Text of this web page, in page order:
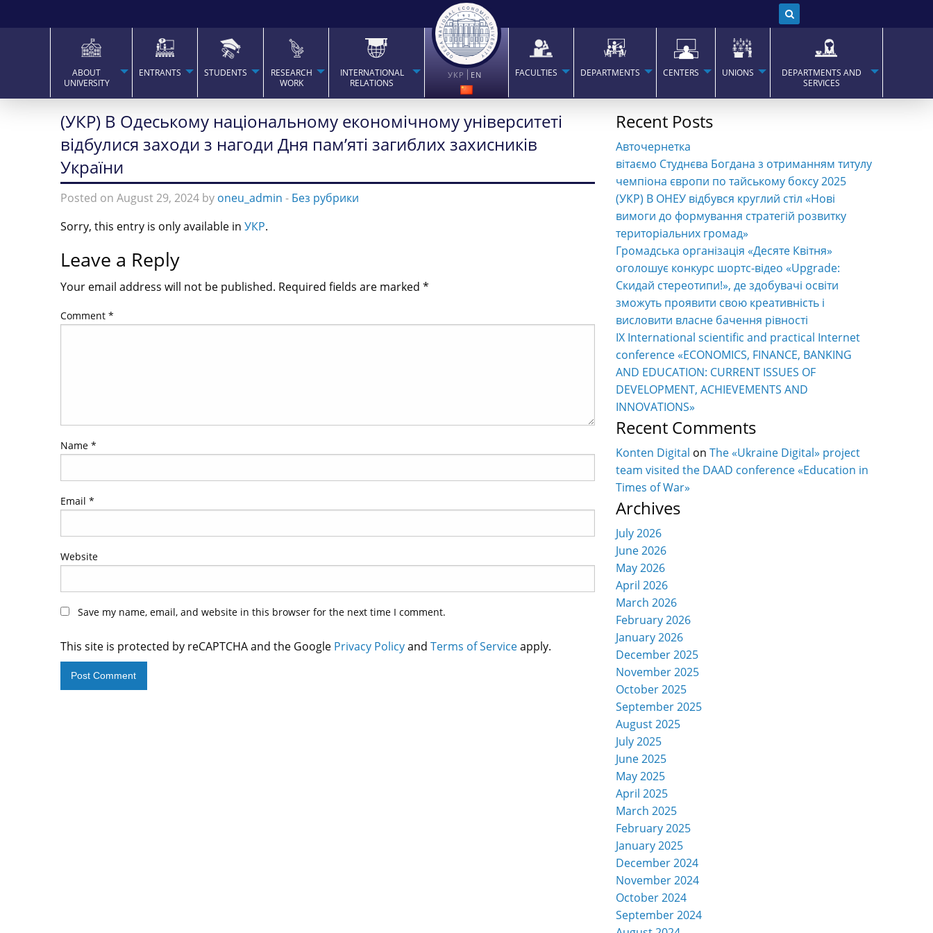
ABOUT
UNIVERSITY
ENTRANTS STUDENTS
RESEARCH
WORK
INTERNATIONAL
RELATIONS
УКР EN FACULTIES DEPARTMENTS CENTERS UNIONS
DEPARTMENTS AND
SERVICES
(УКР) В Одеському національному економічному університеті
відбулися заходи з нагоди Дня пам’яті загиблих захисників
України
Posted on August 29, 2024 by oneu_admin - Без рубрики
Sorry, this entry is only available in УКР.
Leave a Reply
Your email address will not be published. Required fields are marked *
Comment *
Name *
Email *
Website
Save my name, email, and website in this browser for the next time I comment.
This site is protected by reCAPTCHA and the Google Privacy Policyand Terms of Serviceapply.
Recent Posts
Авточернетка
вітаємо Студнєва Богдана з отриманням титулу
чемпіона європи по тайському боксу 2025
(УКР) В ОНЕУ відбувся круглий стіл «Нові
вимоги до формування стратегій розвитку
територіальних громад»
Громадська організація «Десяте Квітня»
оголошує конкурс шортс-відео «Upgrade:
Скидай стереотипи!», де здобувачі освіти
зможуть проявити свою креативність і
висловити власне бачення рівності
IX International scientific and practical Internet
conference «ECONOMICS, FINANCE, BANKING
AND EDUCATION: CURRENT ISSUES OF
DEVELOPMENT, ACHIEVEMENTS AND
INNOVATIONS»
Recent Comments
Konten Digital onThe «Ukraine Digital» project
team visited the DAAD conference «Education in
Times of War»
Archives
July 2026
June 2026
May 2026
April 2026
March 2026
February 2026
January 2026
December 2025
November 2025
October 2025
September 2025
August 2025
July 2025
June 2025
May 2025
April 2025
March 2025
February 2025
January 2025
December 2024
November 2024
October 2024
September 2024